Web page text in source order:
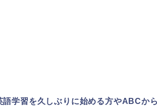
語学習を久しぶりに始める方やABCか